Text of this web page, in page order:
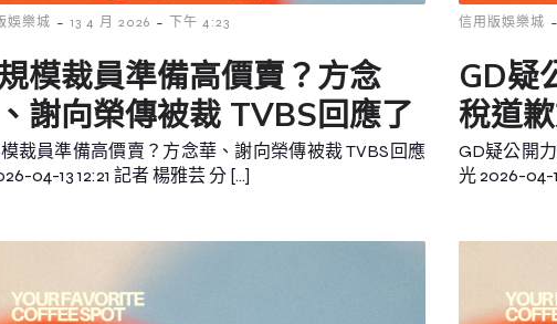
娛樂城 - 13 4 月 2026 - 下午 4:23
模裁員準備高價賣？方念
謝向榮傳被裁 TVBS回應了
裁員準備高價賣？方念華、謝向榮傳被裁 TVBS回應
04-13 12:21 記者 楊雅芸 分 […]
信用版娛樂城 -
GD疑
稅道
GD疑公開
光 2026-04-